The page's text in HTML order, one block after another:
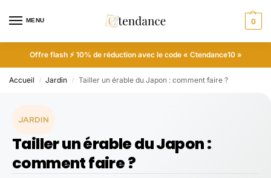
MENU 0
Offre flash ⚡ 10% de réduction avec le code « Ctendance10 »
Accueil / Jardin / Tailler un érable du Japon : comment faire ?
JARDIN
Tailler un érable du Japon :
comment faire ?